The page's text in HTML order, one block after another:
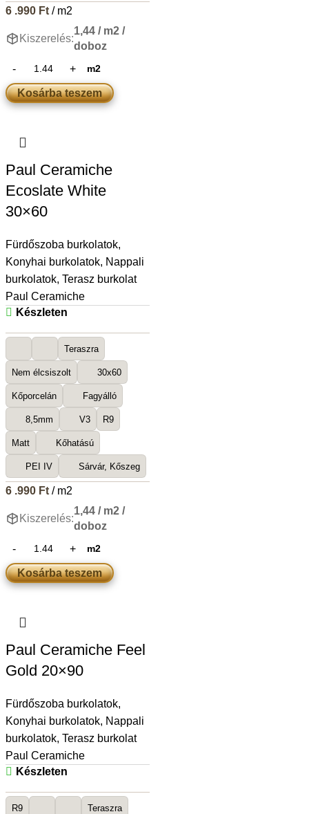
6 .990 Ft/ m2
Kiszerelés:
1,44 / m2 /
doboz
m2
Kosárba teszem
Paul Ceramiche
Ecoslate White
30×60
Fürdőszoba burkolatok,
Konyhai burkolatok, Nappali
burkolatok, Terasz burkolat
Paul Ceramiche
Készleten
Teraszra
Nem élcsiszolt 30x60
Kőporcelán Fagyálló
8,5mm V3 R9
Matt Kőhatású
PEI IV Sárvár, Kőszeg
6 .990 Ft/ m2
Kiszerelés:
1,44 / m2 /
doboz
m2
Kosárba teszem
Paul Ceramiche Feel
Gold 20×90
Fürdőszoba burkolatok,
Konyhai burkolatok, Nappali
burkolatok, Terasz burkolat
Paul Ceramiche
Készleten
R9 Teraszra